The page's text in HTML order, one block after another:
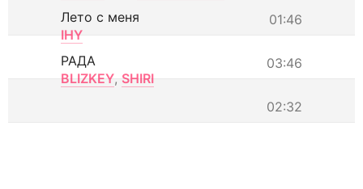
01:46
Лето с меня
IHY
03:46
РАДА
BLIZKEY, SHIRI
02:32